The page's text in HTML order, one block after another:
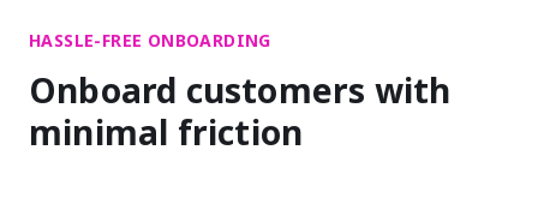
HASSLE-FREE ONBOARDING
Onboard customers with
minimal friction